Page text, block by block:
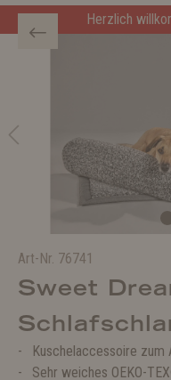
Herzlich
Art-Nr. 76741
Sweet
Kuschelaccessoire zum
Sehr weiches OEKO-